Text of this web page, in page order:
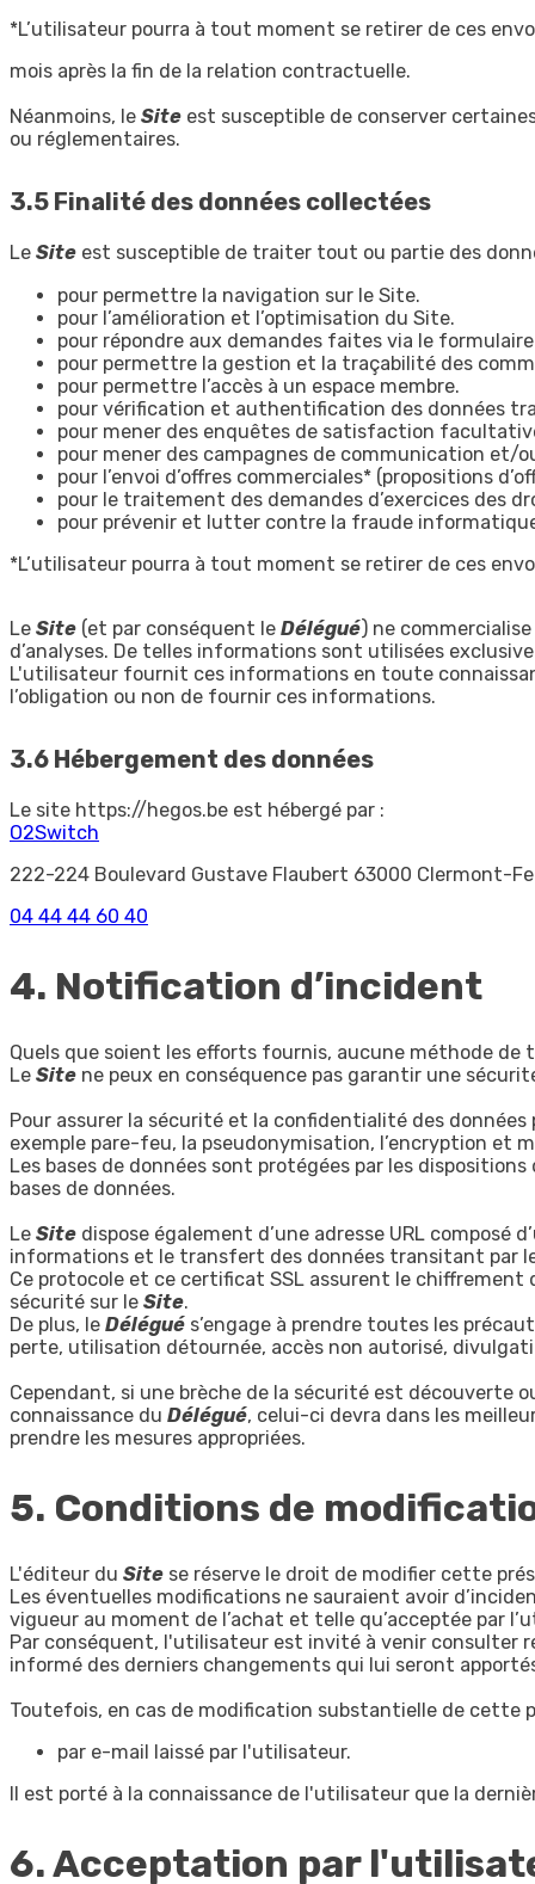
*L’utilisateur pourra à tout moment se retirer de ces
mois après la fin de la relation contractuelle.
Néanmoins, le Site est susceptible de conserver
ou réglementaires.
3.5 Finalité des données collectées
Le Site est susceptible de traiter tout ou partie des
pour permettre la navigation sur le Site.
pour l’amélioration et l’optimisation du Site.
pour répondre aux demandes faites via le
pour permettre la gestion et la traçabilité des
pour permettre l’accès à un espace membre.
pour vérification et authentification des données
pour mener des enquêtes de satisfaction
pour mener des campagnes de communication et/
pour l’envoi d’offres commerciales* (propositions
pour le traitement des demandes d’exercices des
pour prévenir et lutter contre la fraude
*L’utilisateur pourra à tout moment se retirer de ces
Le Site (et par conséquent le Délégué) ne
d’analyses. De telles informations sont utilisées
L'utilisateur fournit ces informations en toute
l’obligation ou non de fournir ces informations.
3.6 Hébergement des données
Le site https://hegos.be est hébergé par :
O2Switch
222-224 Boulevard Gustave Flaubert 63000 Clermont-
04 44 44 60 40
4. Notification d’incident
Quels que soient les efforts fournis, aucune méthode
Le Site ne peux en conséquence pas garantir une
Pour assurer la sécurité et la confidentialité des
exemple pare-feu, la pseudonymisation, l’encryption et
Les bases de données sont protégées par les
bases de données.
Le Site dispose également d’une adresse URL
informations et le transfert des données transitant par
Ce protocole et ce certificat SSL assurent le
sécurité sur le Site.
De plus, le Délégué s’engage à prendre toutes les
perte, utilisation détournée, accès non autorisé,
Cependant, si une brèche de la sécurité est
connaissance du Délégué, celui-ci devra dans les
prendre les mesures appropriées.
5. Conditions de
L'éditeur du Site se réserve le droit de modifier cette
Les éventuelles modifications ne sauraient avoir
vigueur au moment de l’achat et telle qu’acceptée par
Par conséquent, l'utilisateur est invité à venir consulter
informé des derniers changements qui lui seront
Toutefois, en cas de modification substantielle de cette
par e-mail laissé par l'utilisateur.
Il est porté à la connaissance de l'utilisateur que la
6. Acceptation par